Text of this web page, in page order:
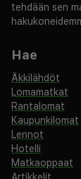
tehdään sen
Hae
Äkkilähdöt
Lomamatkat
Rantalomat
Kaupunkilomat
Lennot
Hotelli
Matkaoppaat